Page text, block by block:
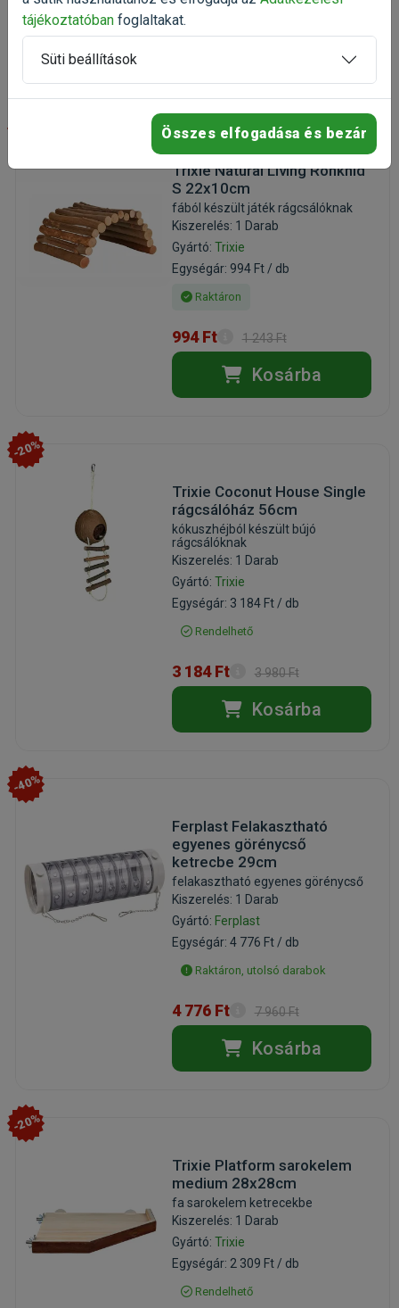
1 154 Ft
Trixie Natural Living Rönkhíd
S 22x10cm
fából készült játék rágcsálóknak
Kiszerelés: 1 Darab
Gyártó: Trixie
Egységár: 994 Ft / db
Raktáron
994 Ft 1 243 Ft
Kosárba
-20%
Trixie Coconut House Single
rágcsálóház 56cm
kókuszhéjból készült bújó
rágcsálóknak
Kiszerelés: 1 Darab
Gyártó: Trixie
Egységár: 3 184 Ft / db
Rendelhető
3 184 Ft 3 980 Ft
Kosárba
-40%
Ferplast Felakasztható
egyenes görénycső
ketrecbe 29cm
felakasztható egyenes görénycső
Kiszerelés: 1 Darab
Gyártó: Ferplast
Egységár: 4 776 Ft / db
Raktáron, utolsó darabok
4 776 Ft 7 960 Ft
Kosárba
-20%
Trixie Platform sarokelem
medium 28x28cm
fa sarokelem ketrecekbe
Kiszerelés: 1 Darab
Gyártó: Trixie
Egységár: 2 309 Ft / db
Rendelhető
tájékoztatóban foglaltakat.
Süti beállítások
Összes elfogadása és bezár